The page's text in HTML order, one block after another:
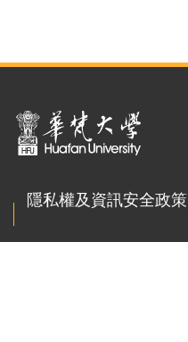
隱私權及資訊安全政策